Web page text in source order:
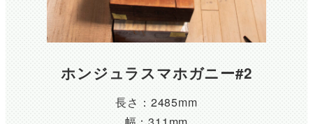
ホンジュラスマホガニー#2
長さ：2485mm